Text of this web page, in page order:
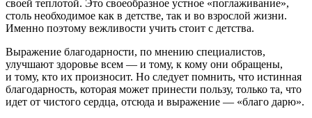
своей теплотой. Это своеобразное устное «поглаживание»,
столь необходимое как в детстве, так и во взрослой жизни.
Именно поэтому вежливости учить стоит с детства.
Выражение благодарности, по мнению специалистов,
улучшают здоровье всем — и тому, к кому они обращены,
и тому, кто их произносит. Но следует помнить, что истинная
благодарность, которая может принести пользу, только та, что
идет от чистого сердца, отсюда и выражение — «благо дарю».